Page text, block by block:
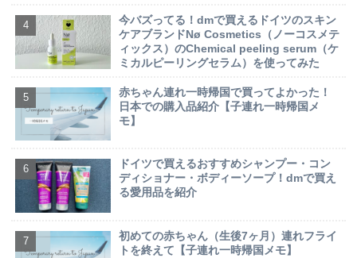
今バズってる！dmで買えるドイツのスキン
ケアブランドNø Cosmetics（ノーコスメテ
ィックス）のChemical peeling serum（ケ
ミカルピーリングセラム）を使ってみた
赤ちゃん連れ一時帰国で買ってよかった！
日本での購入品紹介【子連れ一時帰国メ
モ】
ドイツで買えるおすすめシャンプー・コン
ディショナー・ボディーソープ！dmで買え
る愛用品を紹介
初めての赤ちゃん（生後7ヶ月）連れフライ
トを終えて【子連れ一時帰国メモ】